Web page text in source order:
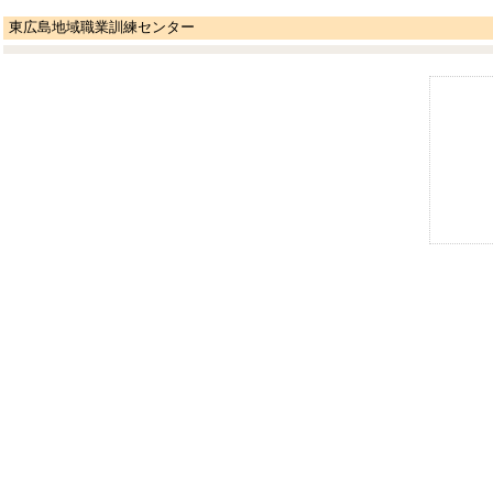
東広島地域職業訓練センター